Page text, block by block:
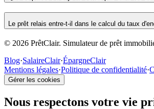
Le prêt relais entre-t-il dans le calcul du taux
© 2026 PrêtClair. Simulateur de prêt
Blog·SalaireClair·ÉpargneClair
Mentions légales·Politique de confidentialité·
Gérer les cookies
Nous respectons votre vie